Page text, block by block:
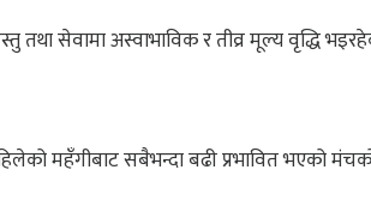
तथा सेवामा अस्वाभाविक र तीव्र मूल्य वृद्धि
महँगीबाट सबैभन्दा बढी प्रभावित भएको